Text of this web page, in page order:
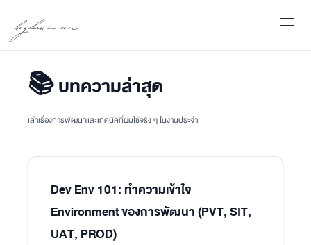
boychawin.com
📚 บทความล่าสุด
เล่าเรื่องการพัฒนาและเทคนิคที่ผมใช้จริง ๆ ในงานประจำ
Dev Env 101: ทำความเข้าใจ
Environment ของการพัฒนา (PVT, SIT,
UAT, PROD)